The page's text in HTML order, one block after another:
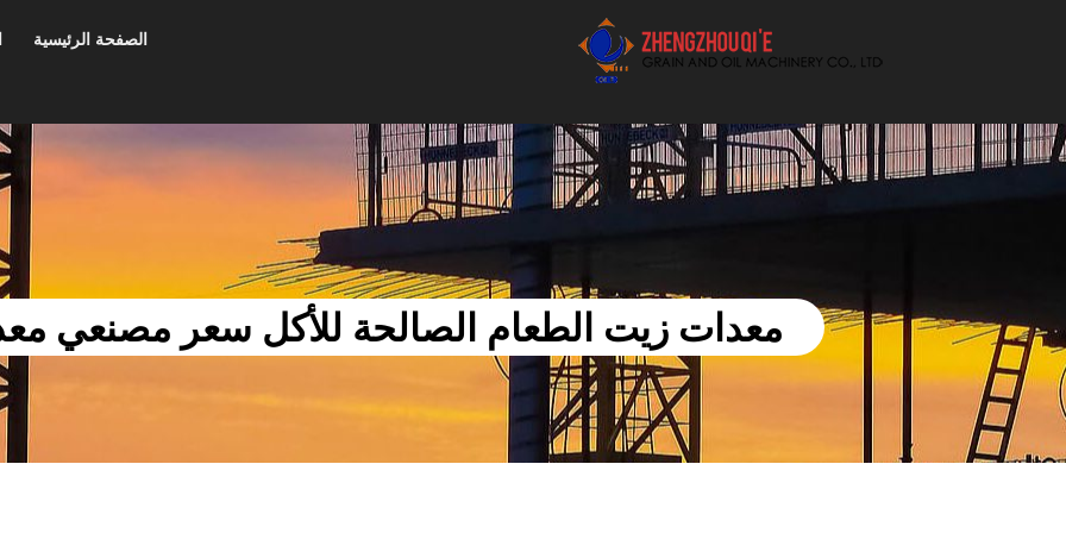
أفضل بيع آلة الزيوت النباتية الموردون
الصفحة الرئيسية
معدات زيت الطعام الصالحة للأكل سعر مصنعي